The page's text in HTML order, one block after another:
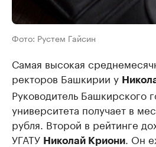
Фото: Рустем Гайсин
Самая высокая
ректоров Башкирии у
Руководитель Башкирского
университета получает в
рубля. Второй в рейтинге
УГАТУ Николай Криони
. Он